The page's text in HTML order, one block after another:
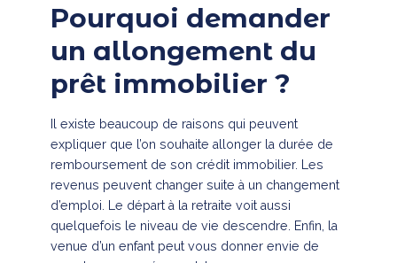
Pourquoi demander
un allongement du
prêt immobilier ?
Il existe beaucoup de raisons qui peuvent
expliquer que l’on souhaite allonger la durée de
remboursement de son crédit immobilier. Les
revenus peuvent changer suite à un changement
d’emploi. Le départ à la retraite voit aussi
quelquefois le niveau de vie descendre. Enfin, la
venue d’un enfant peut vous donner envie de